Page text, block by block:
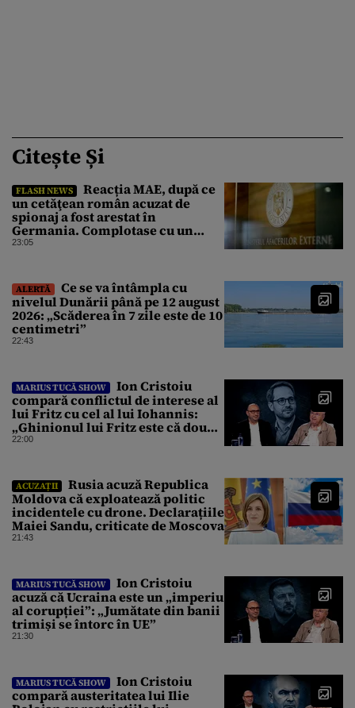
Citește Și
FLASH NEWS
Reacția MAE, după ce
un cetăţean român acuzat de
spionaj a fost arestat în
Germania. Complotase cu un
ucrainean ca să asasineze un
23:05
ALERTĂ
Ce se va întâmpla cu
nivelul Dunării până pe 12 august
2026: „Scăderea în 7 zile este de 10
centimetri”
22:43
MARIUS TUCĂ SHOW
Ion Cristoiu
compară conflictul de interese al
lui Fritz cu cel al lui Iohannis:
„Ghinionul lui Fritz este că două
instanțe l-au declarat
22:00
ACUZAȚII
Rusia acuză Republica
Moldova că exploatează politic
incidentele cu drone. Declarațiile
Maiei Sandu, criticate de Moscova
21:43
MARIUS TUCĂ SHOW
Ion Cristoiu
acuză că Ucraina este un „imperiu
al corupției”: „Jumătate din banii
trimiși se întorc în UE”
21:30
MARIUS TUCĂ SHOW
Ion Cristoiu
compară austeritatea lui Ilie